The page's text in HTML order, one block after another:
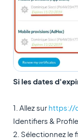
Si les dates
1. Allez sur https://
Identifiers &
2. Sélectionnez le